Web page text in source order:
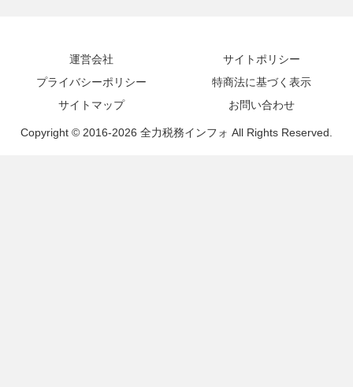
運営会社
サイトポリシー
プライバシーポリシー
特商法に基づく表示
サイトマップ
お問い合わせ
Copyright © 2016-2026 全力税務インフォ All Rights Reserved.